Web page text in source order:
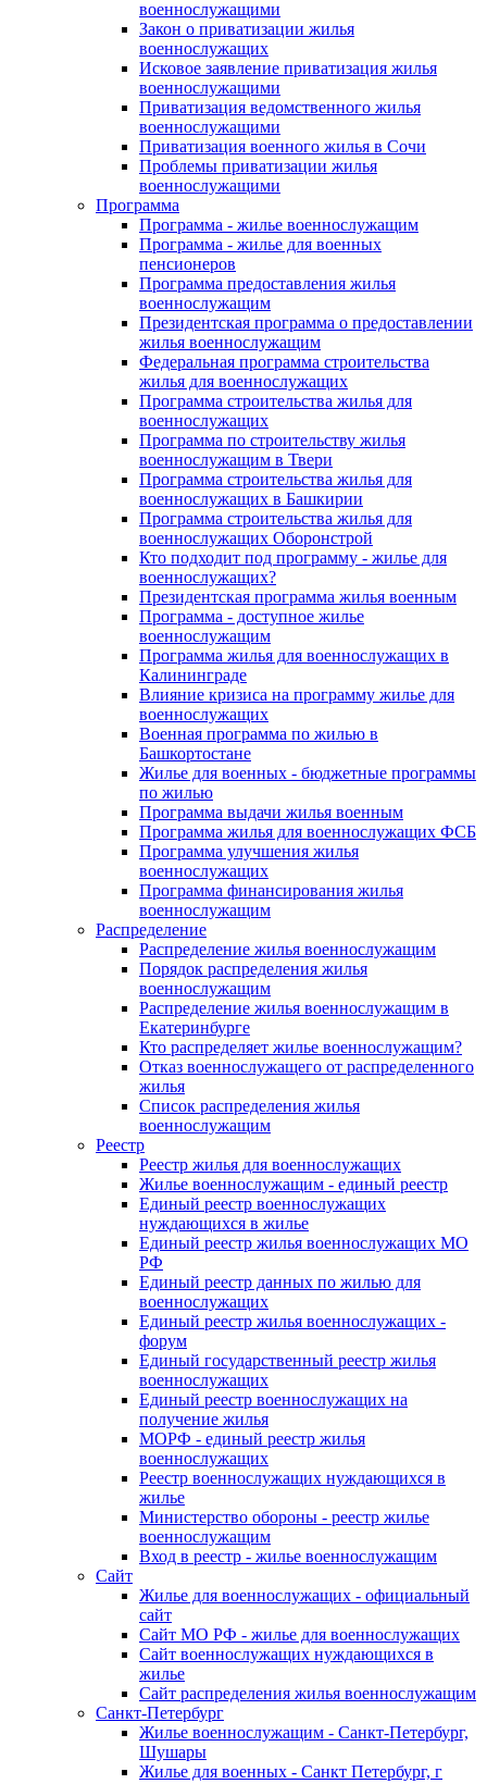
военнослужащими
Закон о приватизации жилья
военнослужащих
Исковое заявление приватизация жилья
военнослужащими
Приватизация ведомственного жилья
военнослужащими
Приватизация военного жилья в Сочи
Проблемы приватизации жилья
военнослужащими
Программа
Программа - жилье военнослужащим
Программа - жилье для военных
пенсионеров
Программа предоставления жилья
военнослужащим
Президентская программа о предоставлении
жилья военнослужащим
Федеральная программа строительства
жилья для военнослужащих
Программа строительства жилья для
военнослужащих
Программа по строительству жилья
военнослужащим в Твери
Программа строительства жилья для
военнослужащих в Башкирии
Программа строительства жилья для
военнослужащих Оборонстрой
Кто подходит под программу - жилье для
военнослужащих?
Президентская программа жилья военным
Программа - доступное жилье
военнослужащим
Программа жилья для военнослужащих в
Калининграде
Влияние кризиса на программу жилье для
военнослужащих
Военная программа по жилью в
Башкортостане
Жилье для военных - бюджетные программы
по жилью
Программа выдачи жилья военным
Программа жилья для военнослужащих ФСБ
Программа улучшения жилья
военнослужащих
Программа финансирования жилья
военнослужащим
Распределение
Распределение жилья военнослужащим
Порядок распределения жилья
военнослужащим
Распределение жилья военнослужащим в
Екатеринбурге
Кто распределяет жилье военнослужащим?
Отказ военнослужащего от распределенного
жилья
Список распределения жилья
военнослужащим
Реестр
Реестр жилья для военнослужащих
Жилье военнослужащим - единый реестр
Единый реестр военнослужащих
нуждающихся в жилье
Единый реестр жилья военнослужащих МО
РФ
Единый реестр данных по жилью для
военнослужащих
Единый реестр жилья военнослужащих -
форум
Единый государственный реестр жилья
военнослужащих
Единый реестр военнослужащих на
получение жилья
МОРФ - единый реестр жилья
военнослужащих
Реестр военнослужащих нуждающихся в
жилье
Министерство обороны - реестр жилье
военнослужащим
Вход в реестр - жилье военнослужащим
Сайт
Жилье для военнослужащих - официальный
сайт
Сайт МО РФ - жилье для военнослужащих
Сайт военнослужащих нуждающихся в
жилье
Сайт распределения жилья военнослужащим
Санкт-Петербург
Жилье военнослужащим - Санкт-Петербург,
Шушары
Жилье для военных - Санкт Петербург, г